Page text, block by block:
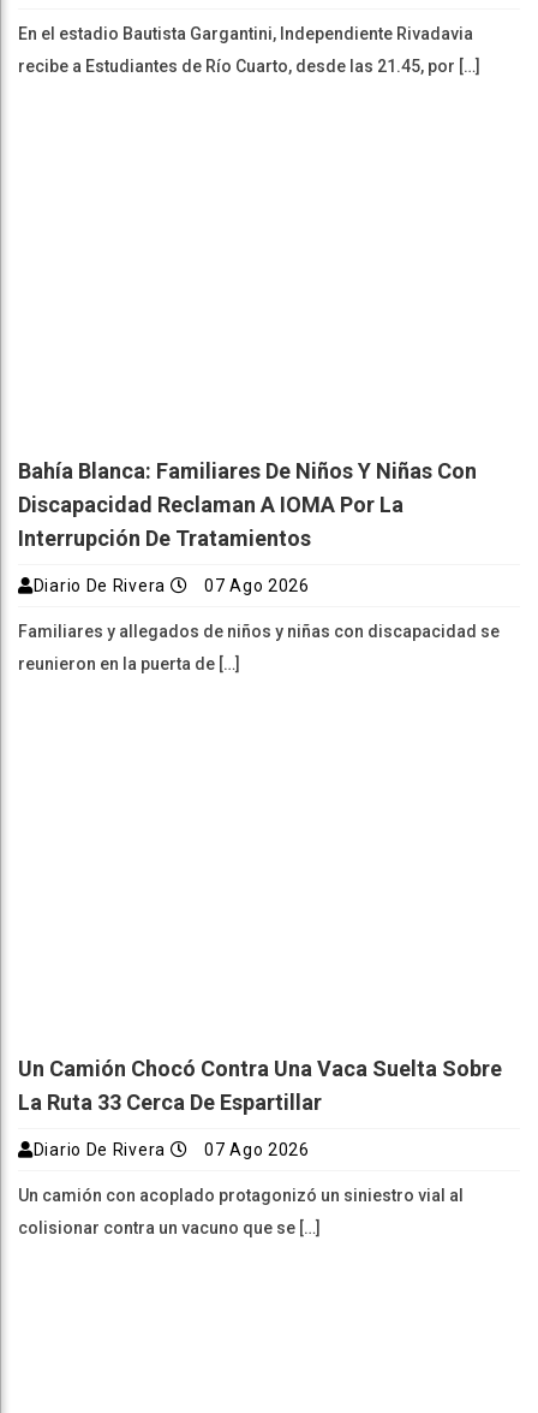
En el estadio Bautista Gargantini, Independiente Rivadavia
recibe a Estudiantes de Río Cuarto, desde las 21.45, por […]
Bahía Blanca: Familiares De Niños Y Niñas Con
Discapacidad Reclaman A IOMA Por La
Interrupción De Tratamientos
Diario De Rivera 07 Ago 2026
Familiares y allegados de niños y niñas con discapacidad se
reunieron en la puerta de […]
Un Camión Chocó Contra Una Vaca Suelta Sobre
La Ruta 33 Cerca De Espartillar
Diario De Rivera 07 Ago 2026
Un camión con acoplado protagonizó un siniestro vial al
colisionar contra un vacuno que se […]